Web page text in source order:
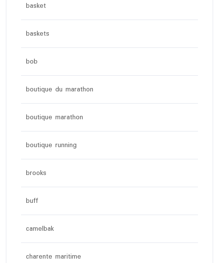
basket
baskets
bob
boutique du marathon
boutique marathon
boutique running
brooks
buff
camelbak
charente maritime